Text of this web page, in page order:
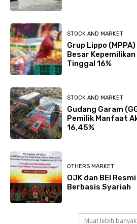
STOCK AND MARKET
Grup Lippo
Besar
Tinggal 16%
STOCK AND MARKET
Gudang Garam
Pemilik Manfaat
16,45%
OTHERS MARKET
OJK dan BEI
Berbasis Syariah
Muat lebih banyak